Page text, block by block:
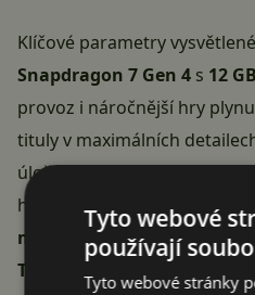
Klíčové parametry
Snapdragon 7 Gen 4 s 12
provoz i náročnější hry
tituly v maximálních
úložiště nahrajete desítky
hodiny
4K videa , aniž byste
mAh
je na dnešní poměry
TurboPower
ji ale doplníte
Tyto webové
používají
Tyto webové stránky